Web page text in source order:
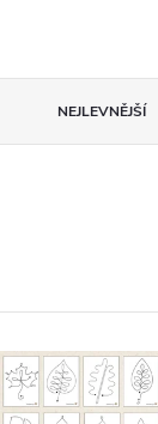
NEJLEVNĚJŠÍ